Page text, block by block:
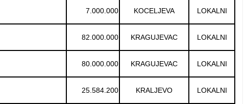
7.000.000 KOCELJEVA LOKALNI
82.000.000 KRAGUJEVAC LOKALNI
80.000.000 KRAGUJEVAC LOKALNI
25.584.200 KRALJEVO LOKALNI